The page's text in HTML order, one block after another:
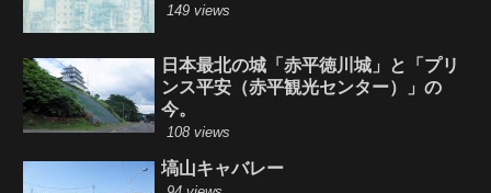
149 views
日本最北の城「赤平徳川城」と「プリ
ンス平安（赤平観光センター）」の
今。
108 views
塙山キャバレー